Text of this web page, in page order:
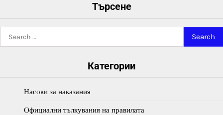
Търсене
for:
Категории
Насоки за наказания
Официални тълкувания на правилата